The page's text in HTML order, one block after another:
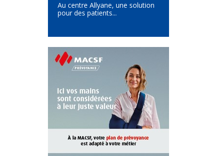
Au centre Allyane, une solution
pour des patients...